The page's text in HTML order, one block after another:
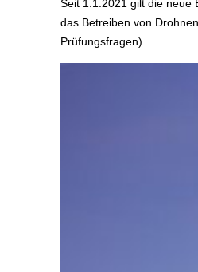
Seit 1.1.2021 gilt die neue
das Betreiben von
Prüfungsfragen).